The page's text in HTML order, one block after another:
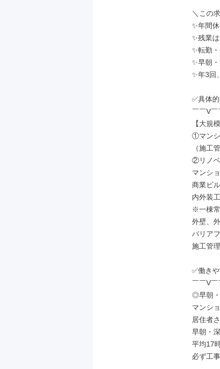
＼この
✨年間
✨残業
✨転勤
✨早朝
✨年3回
✅具体
￣￣V
【大規
①マンシ
（施工
②リノベ
マンシ
商業ビ
内外装
※一棟
外壁、
バリア
施工管
✅働き
￣￣V
◎早朝・
マンシ
居住者
早朝・
平均17
必ず工